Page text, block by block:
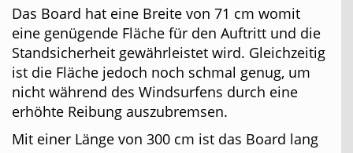
Das Board hat eine Breite von 71 cm womit
eine genügende Fläche für den Auftritt und die
Standsicherheit gewährleistet wird. Gleichzeitig
ist die Fläche jedoch noch schmal genug, um
nicht während des Windsurfens durch eine
erhöhte Reibung auszubremsen.
Mit einer Länge von 300 cm ist das Board lang